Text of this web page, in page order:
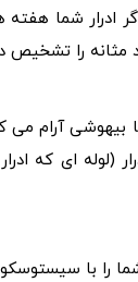
ادرار شما
مثانه را تشخیص
با بیهوشی
(لوله ای که
را با